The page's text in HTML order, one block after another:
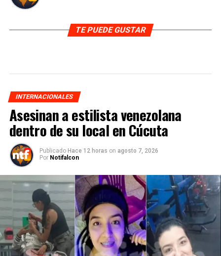
TE PUEDE GUSTAR
INTERNACIONALES
Asesinan a estilista venezolana
dentro de su local en Cúcuta
Publicado Hace 12 horas on agosto 7, 2026
Por Notifalcon